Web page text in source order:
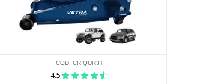
COD. CRIQUR3T
4.5